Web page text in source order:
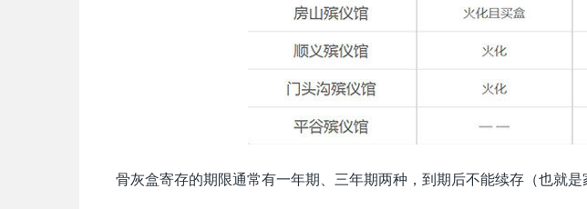
骨灰盒寄存的期限通常有一年期、三年期两种，到期后不能续存（也就